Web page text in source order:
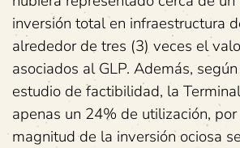
inversión total en infraestructura
alrededor de tres (3) veces el
asociados al GLP. Además,
estudio de factibilidad, la
apenas un 24% de utilización,
magnitud de la inversión ociosa